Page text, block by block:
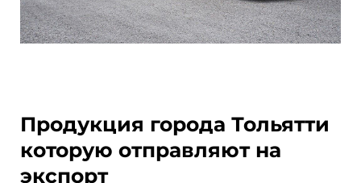
Продукция города Тольятти
которую отправляют на
экспорт